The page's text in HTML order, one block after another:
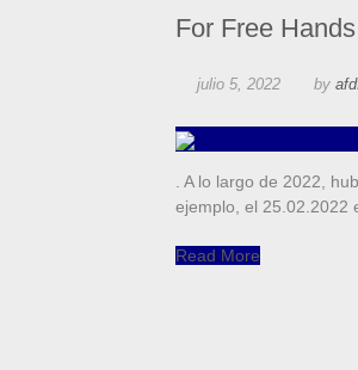
For Free
julio 5, 2022 by
. A lo largo de 2022,
ejemplo, el 25.02.2022
Read More